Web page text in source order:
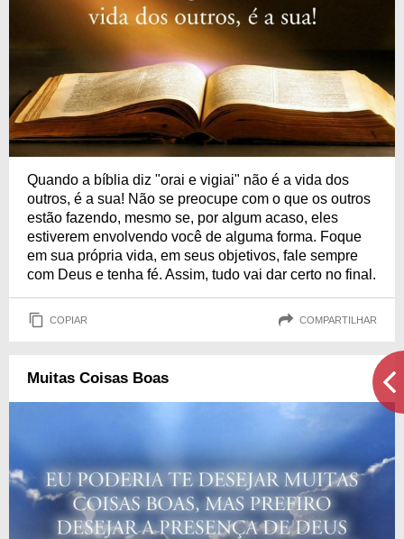
Quando a bíblia diz "orai e vigiai" não é a vida dos
outros, é a sua! Não se preocupe com o que os outros
estão fazendo, mesmo se, por algum acaso, eles
estiverem envolvendo você de alguma forma. Foque
em sua própria vida, em seus objetivos, fale sempre
com Deus e tenha fé. Assim, tudo vai dar certo no final.
COPIAR COMPARTILHAR
Muitas Coisas Boas